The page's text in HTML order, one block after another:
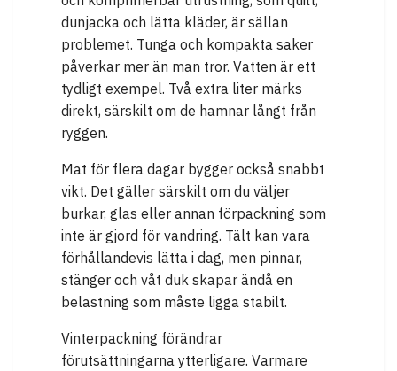
dunjacka och lätta kläder, är sällan
problemet. Tunga och kompakta saker
påverkar mer än man tror. Vatten är ett
tydligt exempel. Två extra liter märks
direkt, särskilt om de hamnar långt från
ryggen.
Mat för flera dagar bygger också snabbt
vikt. Det gäller särskilt om du väljer
burkar, glas eller annan förpackning som
inte är gjord för vandring. Tält kan vara
förhållandevis lätta i dag, men pinnar,
stänger och våt duk skapar ändå en
belastning som måste ligga stabilt.
Vinterpackning förändrar
förutsättningarna ytterligare. Varmare